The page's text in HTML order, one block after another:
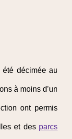
été décimée au
à moins d’un
ont permis
et des parcs